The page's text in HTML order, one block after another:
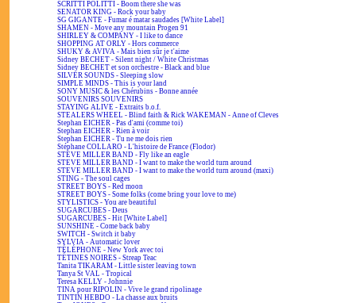
SCRITTI POLITTI - Boom there she was
SENATOR KING - Rock your baby
SG GIGANTE - Fumar é matar saudades [White Label]
SHAMEN - Move any mountain Progen 91
SHIRLEY & COMPANY - I like to dance
SHOPPING AT ORLY - Hors commerce
SHUKY & AVIVA - Mais bien sûr je t'aime
Sidney BECHET - Silent night / White Christmas
Sidney BECHET et son orchestre - Black and blue
SILVER SOUNDS - Sleeping slow
SIMPLE MINDS - This is your land
SONY MUSIC & les Chérubins - Bonne année
SOUVENIRS SOUVENIRS
STAYING ALIVE - Extraits b.o.f.
STEALERS WHEEL - Blind faith & Rick WAKEMAN - Anne of Cleves
Stephan EICHER - Pas d'ami (comme toi)
Stephan EICHER - Rien à voir
Stephan EICHER - Tu ne me dois rien
Stéphane COLLARO - L'histoire de France (Flodor)
STEVE MILLER BAND - Fly like an eagle
STEVE MILLER BAND - I want to make the world turn around
STEVE MILLER BAND - I want to make the world turn around (maxi)
STING - The soul cages
STREET BOYS - Red moon
STREET BOYS - Some folks (come bring your love to me)
STYLISTICS - You are beautiful
SUGARCUBES - Deus
SUGARCUBES - Hit [White Label]
SUNSHINE - Come back baby
SWITCH - Switch it baby
SYLVIA - Automatic lover
TÉLÉPHONE - New York avec toi
TÉTINES NOIRES - Streap Teac
Tanita TIKARAM - Little sister leaving town
Tanya St VAL - Tropical
Teresa KELLY - Johnnie
TINA pour RIPOLIN - Vive le grand ripolinage
TINTIN HEBDO - La chasse aux bruits